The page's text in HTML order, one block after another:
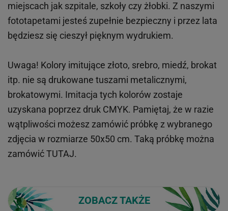
miejscach jak szpitale, szkoły czy żłobki. Z naszymi
fototapetami jesteś zupełnie bezpieczny i przez lata
będziesz się cieszył pięknym wydrukiem.
Uwaga! Kolory imitujące złoto, srebro, miedź, brokat
itp. nie są drukowane tuszami metalicznymi,
brokatowymi. Imitacja tych kolorów zostaje
uzyskana poprzez druk CMYK. Pamiętaj, że w razie
wątpliwości możesz zamówić próbkę z wybranego
zdjęcia w rozmiarze 50x50 cm. Taką próbkę można
zamówićTUTAJ.
ZOBACZ TAKŻE